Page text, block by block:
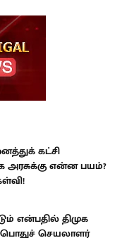
கட்சி
அரசுக்கு என்ன பயம்?
என்பதில் திமுக
பொதுச் செயலாளர்